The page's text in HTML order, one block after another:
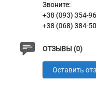
Звоните:
+38 (093) 354-
+38 (068) 384-
ОТЗЫВЫ (0)
Оставить